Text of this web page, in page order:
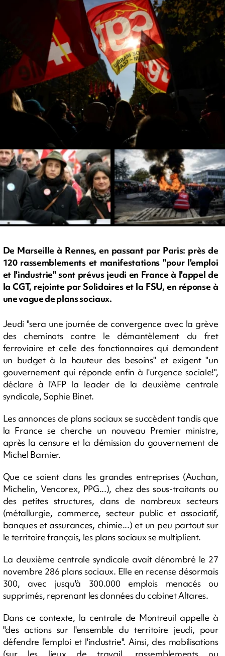
De Marseille à Rennes, en passant par Paris: près de
120 rassemblements et manifestations "pour l'emploi
et l'industrie" sont prévus jeudi en France à l'appel de
la CGT, rejointe par Solidaires et la FSU, en réponse à
une vague de plans sociaux.
Jeudi "sera une journée de convergence avec la grève
des cheminots contre le démantèlement du fret
ferroviaire et celle des fonctionnaires qui demandent
un budget à la hauteur des besoins" et exigent "un
gouvernement qui réponde enfin à l'urgence sociale!",
déclare à l'AFP la leader de la deuxième centrale
syndicale, Sophie Binet.
Les annonces de plans sociaux se succèdent tandis que
la France se cherche un nouveau Premier ministre,
après la censure et la démission du gouvernement de
Michel Barnier.
Que ce soient dans les grandes entreprises (Auchan,
Michelin, Vencorex, PPG...), chez des sous-traitants ou
des petites structures, dans de nombreux secteurs
(métallurgie, commerce, secteur public et associatif,
banques et assurances, chimie...) et un peu partout sur
le territoire français, les plans sociaux se multiplient.
La deuxième centrale syndicale avait dénombré le 27
novembre 286 plans sociaux. Elle en recense désormais
300, avec jusqu'à 300.000 emplois menacés ou
supprimés, reprenant les données du cabinet Altares.
Dans ce contexte, la centrale de Montreuil appelle à
"des actions sur l'ensemble du territoire jeudi, pour
défendre l'emploi et l'industrie". Ainsi, des mobilisations